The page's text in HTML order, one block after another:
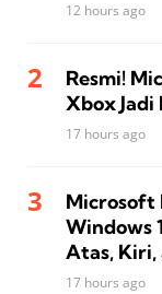
12 hours ago
Resmi!
Xbox
17 hours ago
Microsoft
Windows
Atas, Kiri,
17 hours ago